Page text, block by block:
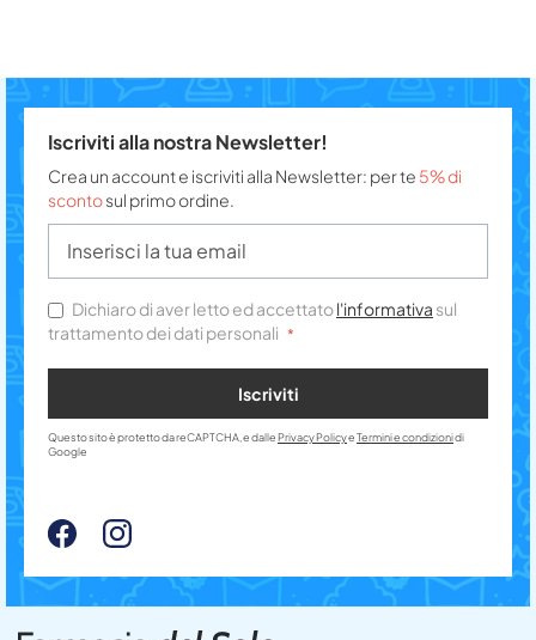
Iscriviti alla nostra Newsletter!
Crea un account e iscriviti alla Newsletter: per te 5% di
scontosul primo ordine.
Dichiaro di aver letto ed accettatol'informativa sul
trattamento dei dati personali
Iscriviti
Questo sito è protetto da reCAPTCHA, e dalle Privacy PolicyeTermini e condizionidi
Google